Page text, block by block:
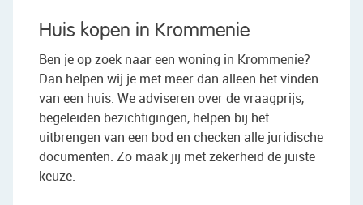
Huis kopen in Krommenie
Ben je op zoek naar een woning in Krommenie?
Dan helpen wij je met meer dan alleen het vinden
van een huis. We adviseren over de vraagprijs,
begeleiden bezichtigingen, helpen bij het
uitbrengen van een bod en checken alle juridische
documenten. Zo maak jij met zekerheid de juiste
keuze.